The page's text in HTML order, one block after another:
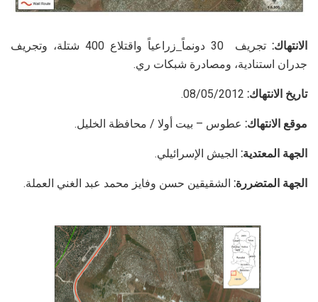
الانتهاك: تجريف 30 دونما
زراعياً واقتلاع 400 شتلة، وتجريف
جدران استنادية، ومصادرة شبكات ري.
تاريخ الانتهاك:
موقع الانتهاك: عطوس – بيت أولا / محافظة الخليل.
الجهة المعتدية: الجيش الإسرائيلي.
الجهة المتضررة: الشقيقين حسن وفايز محمد عبد الغني العملة.